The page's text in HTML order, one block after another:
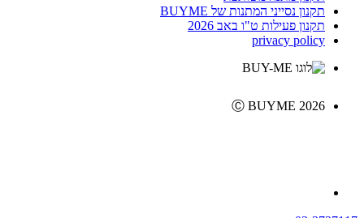
תקנון נסייני המתנות של BUYME
תקנון פעילות ט"ו באב 2026
privacy policy
Ⓒ BUYME 2026